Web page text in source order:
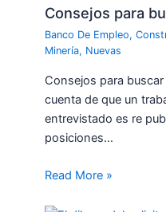
Consejos para
Banco De Empleo,
Minería, Nuevas
Consejos para
cuenta de que un
entrevistado es re
posiciones…
Read More »